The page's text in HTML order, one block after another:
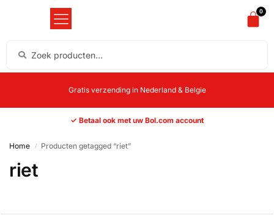
0
Gratis verzending in Nederland & Belgie
✓ Betaal ook met uw Bol.com account
Home / Producten getagged “riet”
riet